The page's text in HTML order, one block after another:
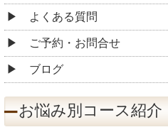
よくある質問
ご予約・お問合せ
ブログ
お悩み別コース紹介